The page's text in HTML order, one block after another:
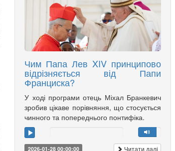
Чим Папа Лев XIV принципово
відрізняється від Папи
Франциска?
У ході програми отець Міхал Бранкевич
зробив цікаве порівняння, що стосується
чинного та попереднього понтифіка.
2026-01-28 00:00:00 Читати далі